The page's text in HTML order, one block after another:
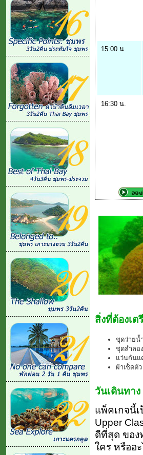
15:00 น.
16:30 น.
สิ่งที่ต้องเต
ชุดว่ายน้ำ
ชุดลำลอง
แว่นกัน
ผ้าเช็ดตัว
วันเดินทาง
แพ็คเกจนี้
Upper
ดีที่สุด ของ
ใคร หรืออ